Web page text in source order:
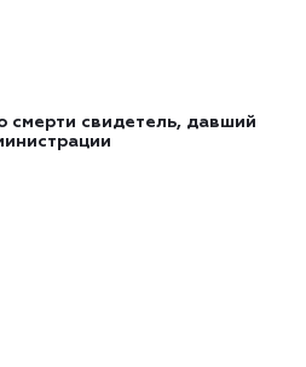
смерти свидетель, давший